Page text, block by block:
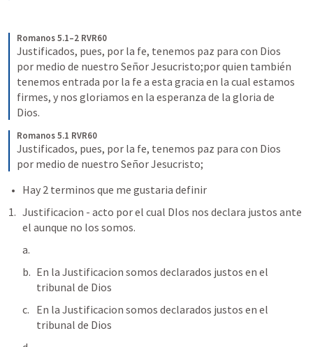
Romanos 5.1–2 RVR60
Justificados, pues, por la fe, tenemos paz para con Dios
por medio de nuestro Señor Jesucristo;por quien también
tenemos entrada por la fe a esta gracia en la cual estamos
firmes, y nos gloriamos en la esperanza de la gloria de
Dios.
Romanos 5.1 RVR60
Justificados, pues, por la fe, tenemos paz para con Dios
por medio de nuestro Señor Jesucristo;
Hay 2 terminos que me gustaria definir
Justificacion - acto por el cual DIos nos declara justos ante
el aunque no los somos.
En la Justificacion somos declarados justos en el
tribunal de Dios
En la Justificacion somos declarados justos en el
tribunal de Dios